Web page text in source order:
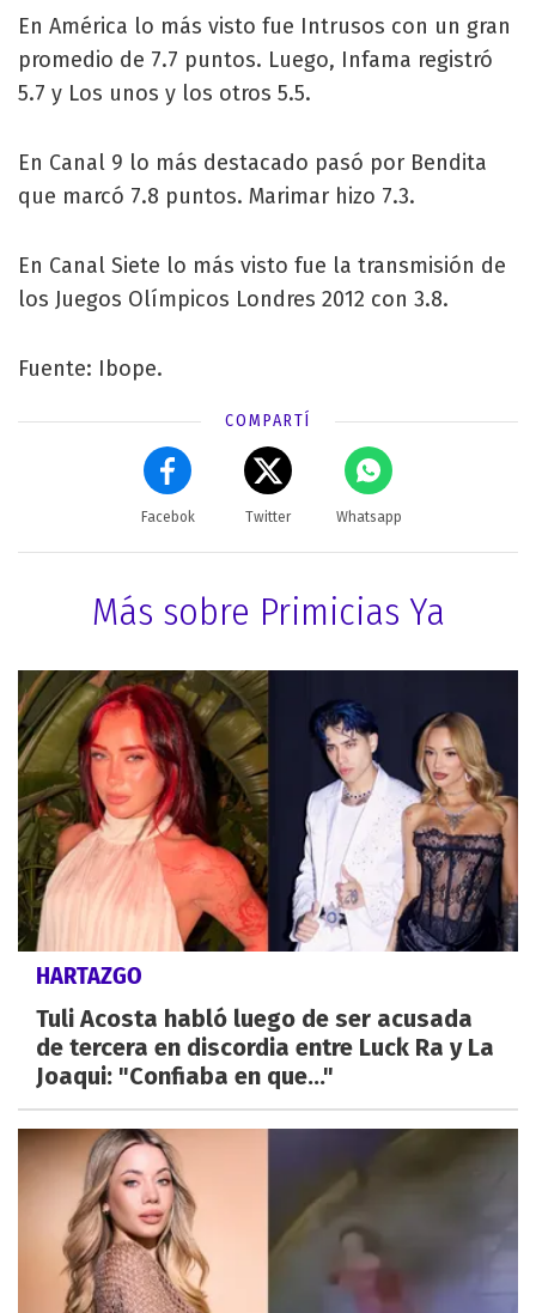
En América lo más visto fue Intrusos con un gran
promedio de 7.7 puntos. Luego, Infama registró
5.7 y Los unos y los otros 5.5.
En Canal 9 lo más destacado pasó por Bendita
que marcó 7.8 puntos. Marimar hizo 7.3.
En Canal Siete lo más visto fue la transmisión de
los Juegos Olímpicos Londres 2012 con 3.8.
Fuente: Ibope.
COMPARTÍ
Facebok Twitter Whatsapp
Más sobre Primicias Ya
HARTAZGO
Tuli Acosta habló luego de ser acusada
de tercera en discordia entre Luck Ra y La
Joaqui: "Confiaba en que..."